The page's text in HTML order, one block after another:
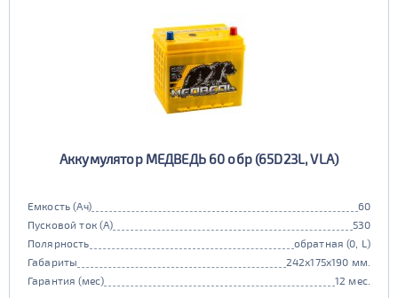
Аккумулятор МЕДВЕДЬ 60 обр (65D23L, VLA)
Емкость (Ач)
60
Пусковой ток (А)
530
Полярность
обратная (0, L)
Габариты
242x175x190 мм.
Гарантия (мес)
12 мес.